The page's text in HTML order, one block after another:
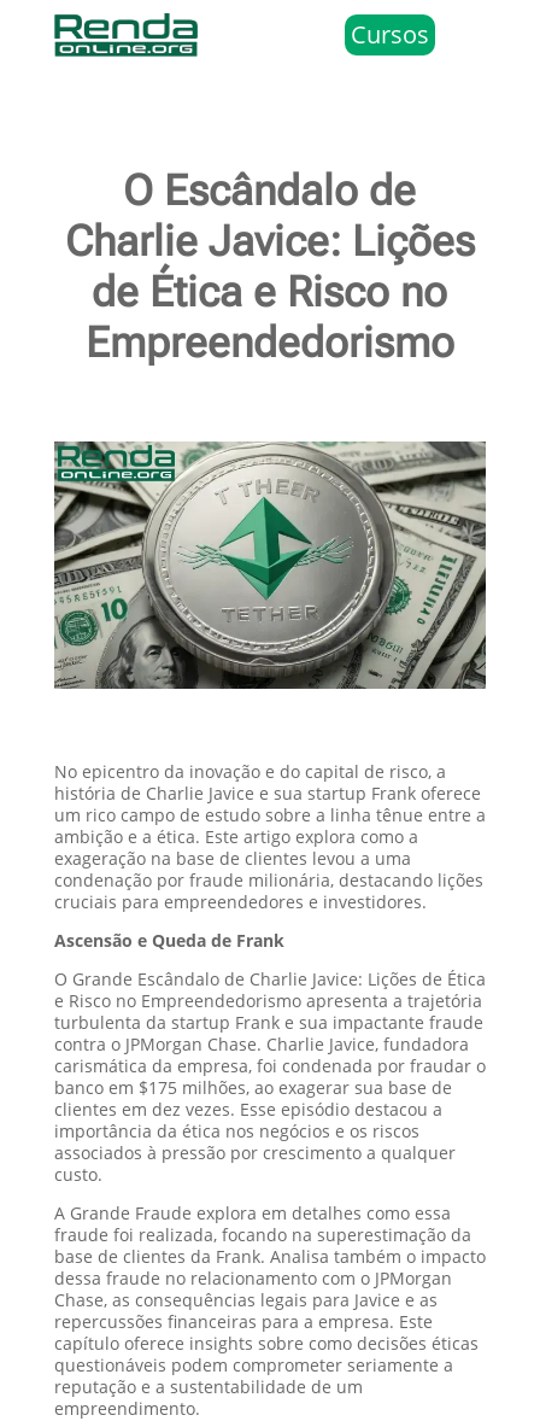
Cursos
O Escândalo de
Charlie Javice: Lições
de Ética e Risco no
Empreendedorismo
No epicentro da inovação e do capital de risco, a
história de Charlie Javice e sua startup Frank oferece
um rico campo de estudo sobre a linha tênue entre a
ambição e a ética. Este artigo explora como a
exageração na base de clientes levou a uma
condenação por fraude milionária, destacando lições
cruciais para empreendedores e investidores.
Ascensão e Queda de Frank
O Grande Escândalo de Charlie Javice: Lições de Ética
e Risco no Empreendedorismo apresenta a trajetória
turbulenta da startup Frank e sua impactante fraude
contra o JPMorgan Chase. Charlie Javice, fundadora
carismática da empresa, foi condenada por fraudar o
banco em $175 milhões, ao exagerar sua base de
clientes em dez vezes. Esse episódio destacou a
importância da ética nos negócios e os riscos
associados à pressão por crescimento a qualquer
custo.
A Grande Fraude explora em detalhes como essa
fraude foi realizada, focando na superestimação da
base de clientes da Frank. Analisa também o impacto
dessa fraude no relacionamento com o JPMorgan
Chase, as consequências legais para Javice e as
repercussões financeiras para a empresa. Este
capítulo oferece insights sobre como decisões éticas
questionáveis podem comprometer seriamente a
reputação e a sustentabilidade de um
empreendimento.